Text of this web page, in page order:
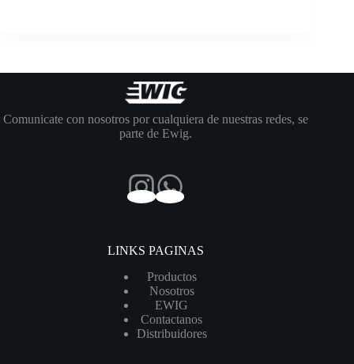
Comunicate con nosotros por cualquiera de nuestras redes, se
parte de Ewig.
LINKS PAGINAS
Productos
Nosotros
EWIG
Contactanos
Distribuidores